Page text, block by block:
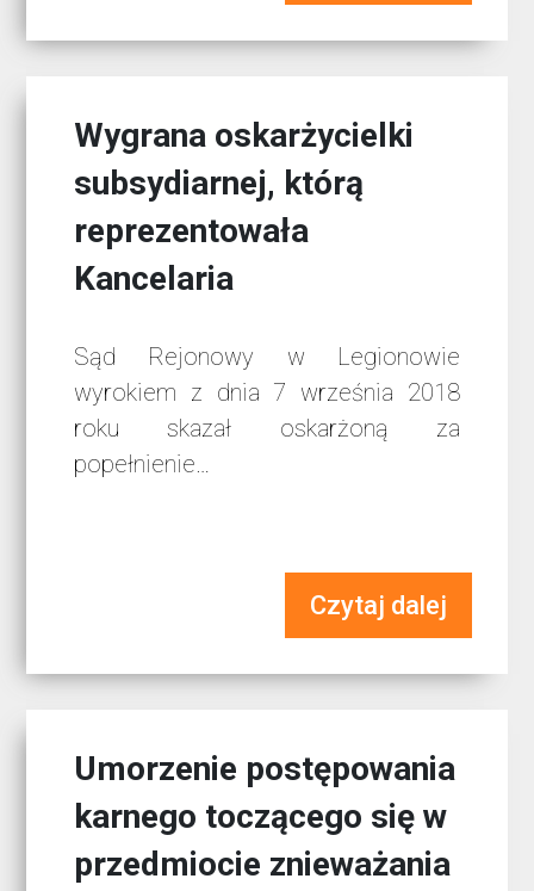
Wygrana oskarżycielki
subsydiarnej, którą
reprezentowała
Kancelaria
Sąd Rejonowy w Legionowie
wyrokiem z dnia 7 września 2018
roku skazał oskarżoną za
popełnienie…
Czytaj dalej
Umorzenie postępowania
karnego toczącego się w
przedmiocie znieważania